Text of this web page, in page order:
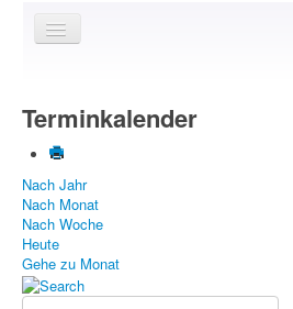
Wir über uns
Jugendarbeit
Kontakte
Bildergallerie
Aufnahmeantrag
Terminkalender
Nach Jahr
Nach Monat
Nach Woche
Heute
Gehe zu Monat